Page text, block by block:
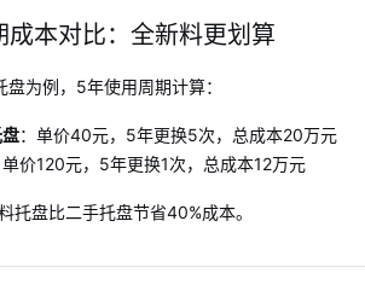
本对比：全新料更划算
为例，5年使用周期计算：
：单价40元，5年更换5次，总成本20万元
单价120元，5年更换1次，总成本12万元
托盘比二手托盘节省40%成本。